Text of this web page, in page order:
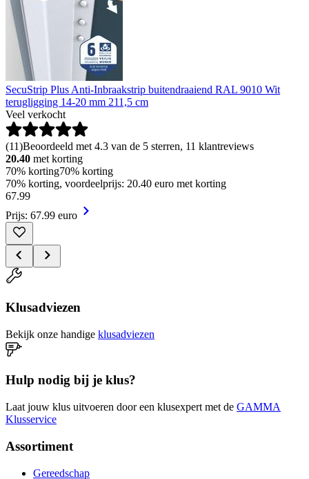
SecuStrip Plus Anti-Inbraakstrip buitendraaiend RAL 9010 Wit
terugligging 14-20 mm 211,5 cm
Veel verkocht
(11)Beoordeeld met 4.3 van de 5 sterren, 11 klantreviews
20.40 met korting
70% korting70% korting
70% korting, voordeelprijs: 20.40 euro met korting
67.99
Prijs: 67.99 euro
Klusadviezen
Bekijk onze handige klusadviezen
Hulp nodig bij je klus?
Laat jouw klus uitvoeren door een klusexpert met de GAMMA
Klusservice
Assortiment
Gereedschap